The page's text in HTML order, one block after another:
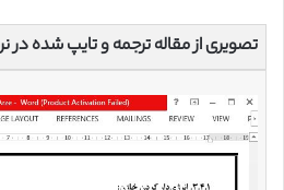
تصویری از مقاله ترجمه و تایپ شده در